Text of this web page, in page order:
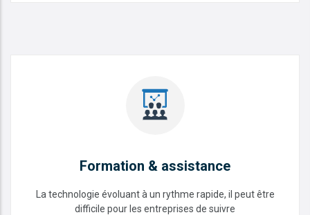
Formation & assistance
La technologie évoluant à un rythme rapide, il peut être
difficile pour les entreprises de suivre